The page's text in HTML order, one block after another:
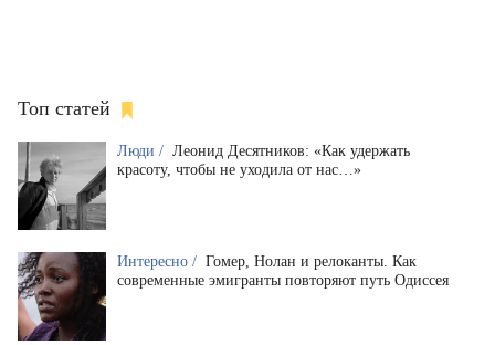
Топ статей
Люди / Леонид Десятников: «Как удержать
красоту, чтобы не уходила от нас…»
Интересно / Гомер, Нолан и релоканты. Как
современные эмигранты повторяют путь Одиссея